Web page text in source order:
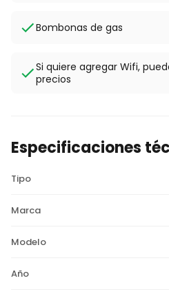
Bombonas de gas
Si quiere agregar Wifi,
precios
Especificaciones
Tipo
Marca
Modelo
Año